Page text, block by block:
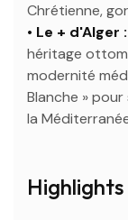
Chrétienne,
• Le + d'Alger :
héritage
modernité
Blanche »
la
Highlights